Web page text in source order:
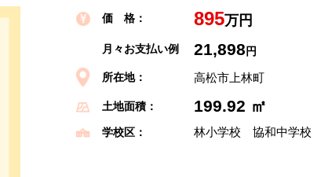
価 格： 895万円
月々お支払い例 21,898円
所在地： 高松市上林町
土地面積： 199.92 ㎡
学校区： 林小学校 協和中学校